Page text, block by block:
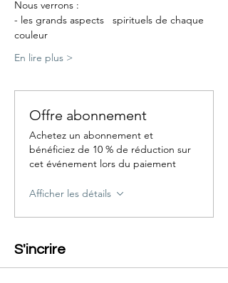
Nous verrons :
- les grands aspects   spirituels de chaque
couleur
En lire plus >
Offre abonnement
Achetez un abonnement et
bénéficiez de 10 % de réduction sur
cet événement lors du paiement
Afficher les détails
S'incrire